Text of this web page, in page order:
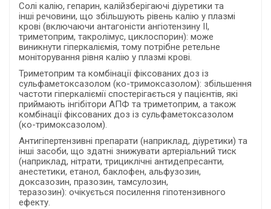
Солі калію, гепарин, калійзберігаючі діуретики та
інші речовини, що збільшують рівень калію у плазмі
крові (включаючи антагоністи ангіотензину ІІ,
триметоприм, такролімус, циклоспорин): може
виникнути гіперкаліємія, тому потрібне ретельне
моніторування рівня калію у плазмі крові.
Триметоприм та комбінації фіксованих доз із
сульфаметоксазолом (ко-тримоксазолом): збільшення
частоти гіперкаліємії спостерігається у пацієнтів, які
приймають інгібітори АПФ та триметоприм, а також
комбінації фіксованих доз із сульфаметоксазолом
(ко-тримоксазолом).
Антигіпертензивні препарати (наприклад, діуретики) та
інші засоби, що здатні знижувати артеріальний тиск
(наприклад, нітрати, трициклічні антидепресанти,
анестетики, етанол, баклофен, альфузозин,
доксазозин, празозин, тамсулозин,
теразозин): очікується посилення гіпотензивного
ефекту.